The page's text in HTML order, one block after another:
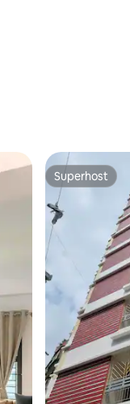
Superhost
Superhost